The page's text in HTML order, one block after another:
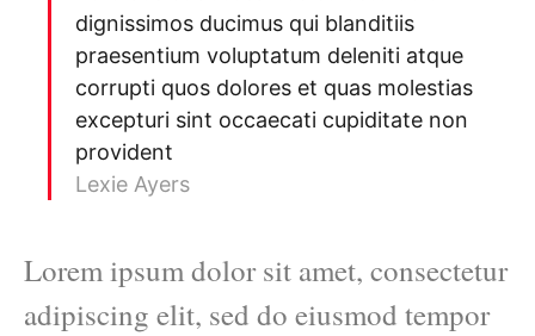
dignissimos ducimus qui blanditiis
praesentium voluptatum deleniti atque
corrupti quos dolores et quas molestias
excepturi sint occaecati cupiditate non
provident
Lexie Ayers
Lorem ipsum dolor sit amet, consectetur
adipiscing elit, sed do eiusmod tempor